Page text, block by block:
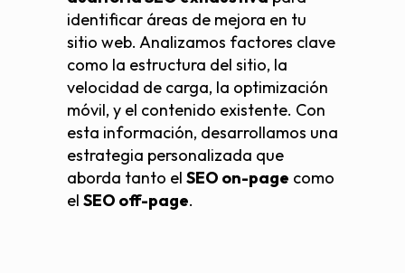
identificar áreas de mejora en tu
sitio web. Analizamos factores clave
como la estructura del sitio, la
velocidad de carga, la optimización
móvil, y el contenido existente. Con
esta información, desarrollamos una
estrategia personalizada que
aborda tanto el SEO on-page como
el SEO off-page.